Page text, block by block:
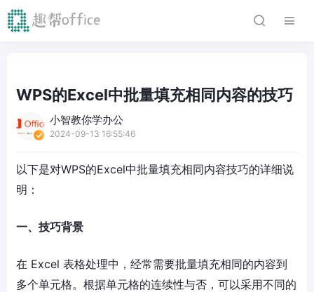
WPS的Excel中批量填充相同内容的技巧
小智教你学办公
2024-09-13 16:55:46
以下是对WPS的Excel中批量填充相同内容技巧的详细说
明：
一、技巧背景
在 Excel 表格处理中，经常需要批量填充相同的内容到
多个单元格。根据单元格的连续性与否，可以采用不同的